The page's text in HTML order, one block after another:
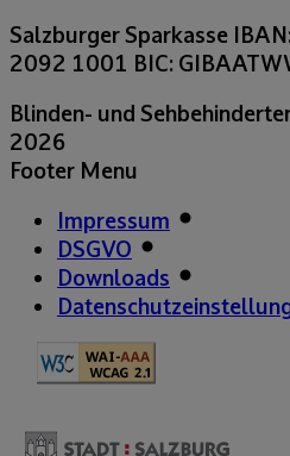
Salzburger Sparkasse
2092 1001 BIC:
Blinden- und
2026
Footer Menu
Impressum
DSGVO
Downloads